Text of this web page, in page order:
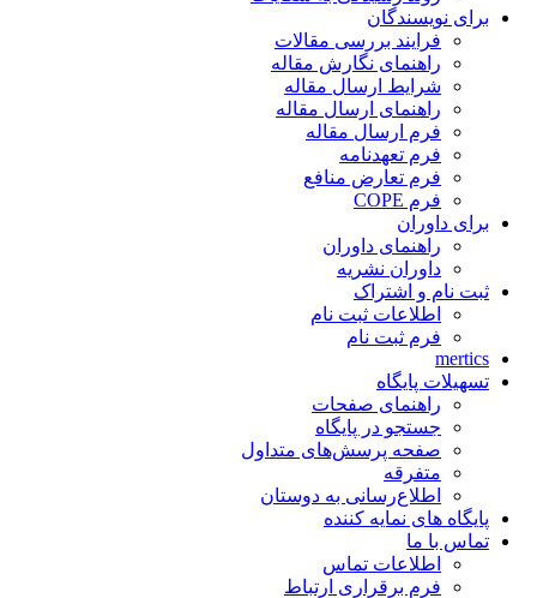
برای نویسندگان
فرایند بررسی مقالات
راهنمای نگارش مقاله
شرایط ارسال مقاله
راهنمای ارسال مقاله
فرم ارسال مقاله
فرم تعهدنامه
فرم تعارض منافع
فرم COPE
برای داوران
راهنمای داوران
داوران نشریه
ثبت نام و اشتراک
اطلاعات ثبت نام
فرم ثبت نام
mertics
تسهیلات پایگاه
راهنمای صفحات
جستجو در پایگاه
صفحه پرسش‌های متداول
متفرقه
اطلاع‌رسانی به دوستان
پایگاه های نمایه کننده
تماس با ما
اطلاعات تماس
فرم برقراری ارتباط